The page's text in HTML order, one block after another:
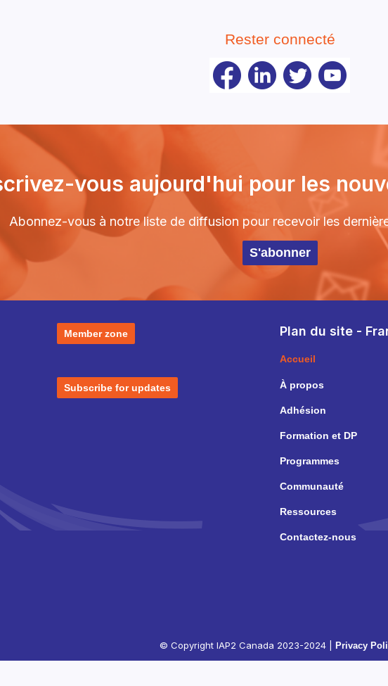
Rester connecté
vous aujourd'hui pour les
Abonnez-vous à notre liste de diffusion pour recevoir les
S'abonner
Member zone
Subscribe for updates
Plan du site -
Accueil
À propos
Adhésion
Formation et DP
Programmes
Communauté
Ressources
Contactez-nous
© Copyright IAP2 Canada 2023-2024 | Privacy